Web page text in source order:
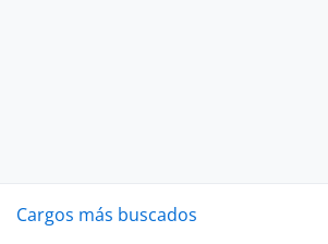
Cargos más buscados